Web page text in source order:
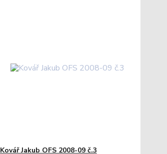
Kovář Jakub OFS 2008-09 č.3